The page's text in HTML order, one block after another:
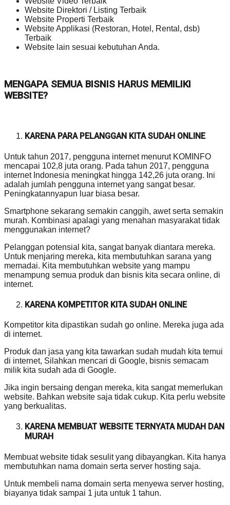
Website Direktori / Listing Terbaik
Website Properti Terbaik
Website Applikasi (Restoran, Hotel, Rental, dsb)
Terbaik
Website lain sesuai kebutuhan Anda.
MENGAPA SEMUA BISNIS HARUS MEMILIKI
WEBSITE?
KARENA PARA PELANGGAN KITA SUDAH ONLINE
Untuk tahun 2017, pengguna internet menurut KOMINFO
mencapai 102,8 juta orang. Pada tahun 2017, pengguna
internet Indonesia meningkat hingga 142,26 juta orang. Ini
adalah jumlah pengguna internet yang sangat besar.
Peningkatannyapun luar biasa besar.
Smartphone sekarang semakin canggih, awet serta semakin
murah. Kombinasi apalagi yang menahan masyarakat tidak
menggunakan internet?
Pelanggan potensial kita, sangat banyak diantara mereka.
Untuk menjaring mereka, kita membutuhkan sarana yang
memadai. Kita membutuhkan website yang mampu
menampung semua produk dan bisnis kita secara online, di
internet.
KARENA KOMPETITOR KITA SUDAH ONLINE
Kompetitor kita dipastikan sudah go online. Mereka juga ada
di internet.
Produk dan jasa yang kita tawarkan sudah mudah kita temui
di internet, Silahkan mencari di Google, bisnis semacam
milik kita sudah ada di Google.
Jika ingin bersaing dengan mereka, kita sangat memerlukan
website. Bahkan website saja tidak cukup. Kita perlu website
yang berkualitas.
KARENA MEMBUAT WEBSITE TERNYATA MUDAH DAN
MURAH
Membuat website tidak sesulit yang dibayangkan. Kita hanya
membutuhkan nama domain serta server hosting saja.
Untuk membeli nama domain serta menyewa server hosting,
biayanya tidak sampai 1 juta untuk 1 tahun.